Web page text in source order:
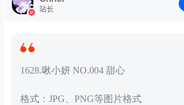
站长
1628.啾小妍 NO.004 甜心
格式：JPG、PNG等图片格式